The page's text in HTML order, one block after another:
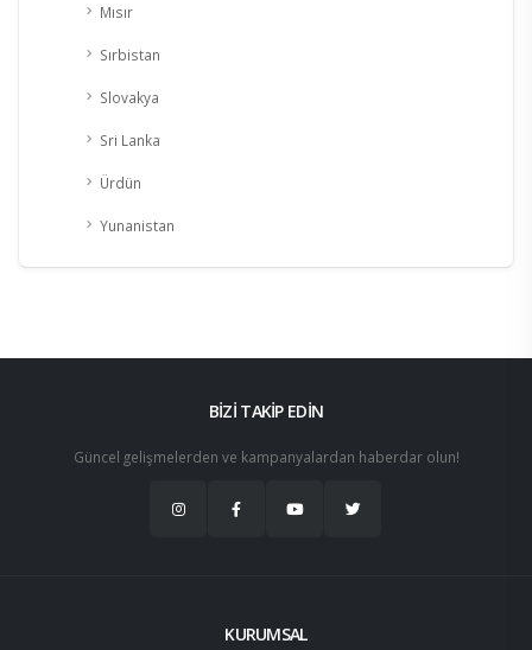
Mısır
Sırbistan
Slovakya
Sri Lanka
Ürdün
Yunanistan
BİZİ TAKİP EDİN
Güncel gelişmelerden ve kampanyalardan haberdar olun!
KURUMSAL